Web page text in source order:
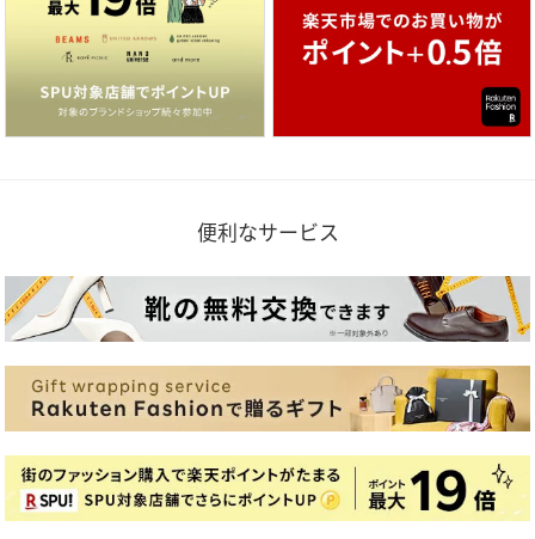
便利なサービス